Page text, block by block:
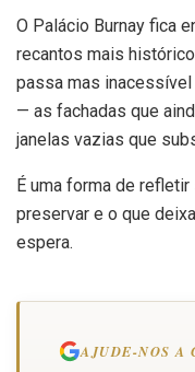
O Palácio Burnay fica
recantos mais
passa mas
— as fachadas que
janelas vazias que
É uma forma de
preservar e o que
espera.
AJUDE-NOS A